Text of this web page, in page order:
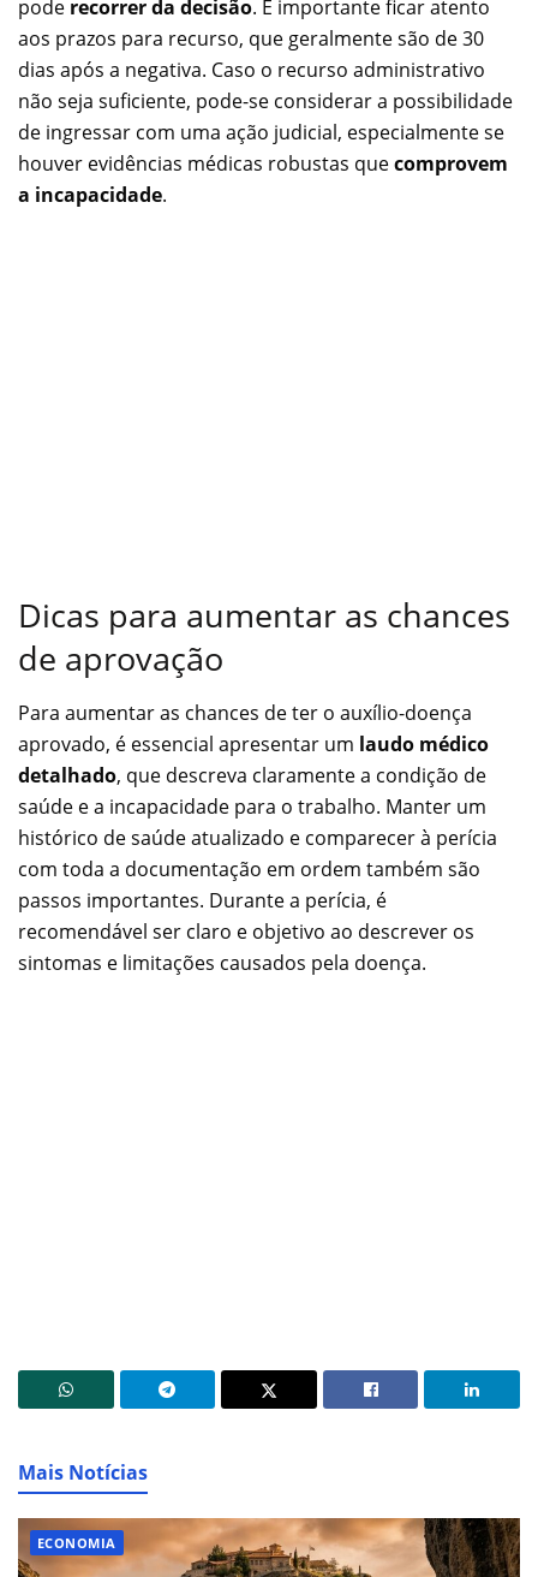
pode recorrer da decisão. É importante ficar atento
aos prazos para recurso, que geralmente são de 30
dias após a negativa. Caso o recurso administrativo
não seja suficiente, pode-se considerar a possibilidade
de ingressar com uma ação judicial, especialmente se
houver evidências médicas robustas quecomprovem
a incapacidade.
Dicas para aumentar as chances
de aprovação
Para aumentar as chances de ter o auxílio-doença
aprovado, é essencial apresentar um laudo médico
detalhado, que descreva claramente a condição de
saúde e a incapacidade para o trabalho. Manter um
histórico de saúde atualizado e comparecer à perícia
com toda a documentação em ordem também são
passos importantes. Durante a perícia, é
recomendável ser claro e objetivo ao descrever os
sintomas e limitações causados pela doença.
Mais Notícias
ECONOMIA